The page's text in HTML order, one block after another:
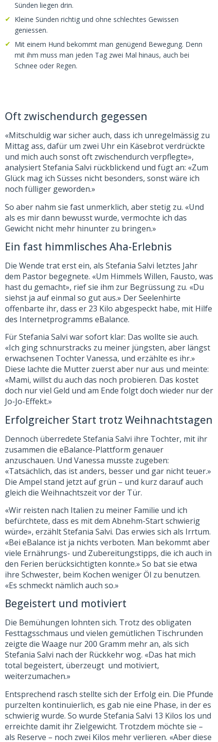
Sünden liegen drin.
Kleine Sünden richtig und ohne schlechtes Gewissen
geniessen.
Mit einem Hund bekommt man genügend Bewegung. Denn
mit ihm muss man jeden Tag zwei Mal hinaus, auch bei
Schnee oder Regen.
Oft zwischendurch gegessen
«Mitschuldig war sicher auch, dass ich unregelmässig zu
Mittag ass, dafür um zwei Uhr ein Käsebrot verdrückte
und mich auch sonst oft zwischendurch verpflegte»,
analysiert Stefania Salvi rückblickend und fügt an: «Zum
Glück mag ich Süsses nicht besonders, sonst wäre ich
noch fülliger geworden.»
So aber nahm sie fast unmerklich, aber stetig zu. «Und
als es mir dann bewusst wurde, vermochte ich das
Gewicht nicht mehr hinunter zu bringen.»
Ein fast himmlisches Aha-Erlebnis
Die Wende trat erst ein, als Stefania Salvi letztes Jahr
dem Pastor begegnete. «Um Himmels Willen, Fausto, was
hast du gemacht», rief sie ihm zur Begrüssung zu. «Du
siehst ja auf einmal so gut aus.» Der Seelenhirte
offenbarte ihr, dass er 23 Kilo abgespeckt habe, mit Hilfe
des Internetprogramms eBalance.
Für Stefania Salvi war sofort klar: Das wollte sie auch.
«Ich ging schnurstracks zu meiner jüngsten, aber längst
erwachsenen Tochter Vanessa, und erzählte es ihr.»
Diese lachte die Mutter zuerst aber nur aus und meinte:
«Mami, willst du auch das noch probieren. Das kostet
doch nur viel Geld und am Ende folgt doch wieder nur der
Jo-Jo-Effekt.»
Erfolgreicher Start trotz Weihnachtstagen
Dennoch überredete Stefania Salvi ihre Tochter, mit ihr
zusammen die eBalance-Plattform genauer
anzuschauen. Und Vanessa musste zugeben:
«Tatsächlich, das ist anders, besser und gar nicht teuer.»
Die Ampel stand jetzt auf grün – und kurz darauf auch
gleich die Weihnachtszeit vor der Tür.
«Wir reisten nach Italien zu meiner Familie und ich
befürchtete, dass es mit dem Abnehm-Start schwierig
würde», erzählt Stefania Salvi. Das erwies sich als Irrtum.
«Bei eBalance ist ja nichts verboten. Man bekommt aber
viele Ernährungs- und Zubereitungstipps, die ich auch in
den Ferien berücksichtigten konnte.» So bat sie etwa
ihre Schwester, beim Kochen weniger Öl zu benutzen.
«Es schmeckt nämlich auch so.»
Begeistert und motiviert
Die Bemühungen lohnten sich. Trotz des obligaten
Festtagsschmaus und vielen gemütlichen Tischrunden
zeigte die Waage nur 200 Gramm mehr an, als sich
Stefania Salvi nach der Rückkehr wog. «Das hat mich
total begeistert, überzeugt und motiviert,
weiterzumachen.»
Entsprechend rasch stellte sich der Erfolg ein. Die Pfunde
purzelten kontinuierlich, es gab nie eine Phase, in der es
schwierig wurde. So wurde Stefania Salvi 13 Kilos los und
erreichte damit ihr Zielgewicht. Trotzdem möchte sie –
als Reserve – noch zwei Kilos mehr verlieren. «Aber diese